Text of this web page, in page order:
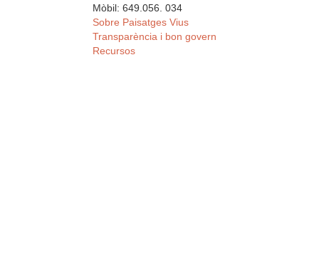
Mòbil: 649.056. 034
Sobre Paisatges Vius
Transparència i bon govern
Recursos